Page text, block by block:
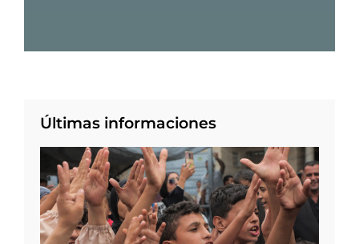
Últimas informaciones